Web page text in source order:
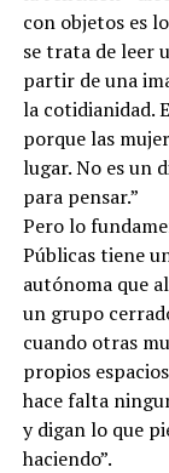
con objetos es
se trata de leer
partir de una
la cotidianidad.
porque las
lugar. No es un
para pensar.”
Pero lo
Públicas tiene
autónoma que
un grupo
cuando otras
propios
hace falta
y digan lo que
haciendo”.